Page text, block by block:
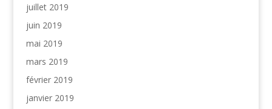
juillet 2019
juin 2019
mai 2019
mars 2019
février 2019
janvier 2019